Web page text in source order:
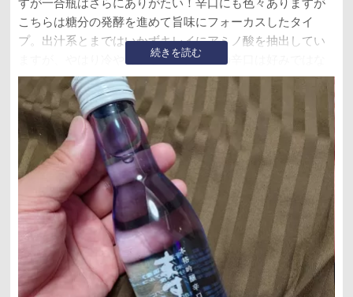
続きを読む
すが一合瓶はさらにありがたい！辛口にも色々ありますが
こちらは糖分の発酵を進めて旨味にフォーカスしたタイ
プ。出汁系とまではいかずキレイにアミノ酸を抽出してい
ますが、やはり冷やで飲むこのタイプの辛口は好みではな
いですね😅